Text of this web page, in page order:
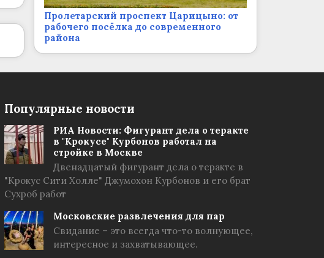
Пролетарский проспект Царицыно: от
рабочего посёлка до современного
района
Популярные новости
РИА Новости: Фигурант дела о теракте
в "Крокусе" Курбонов работал на
стройке в Москве
Двенадцатый фигурант дела о теракте в
"Крокус Сити Холле" Джумохон Курбонов и его брат
Сухроб работ
Московские развлечения для пар
Свидание – это всегда что-то волнующее,
интересное и захватывающее.